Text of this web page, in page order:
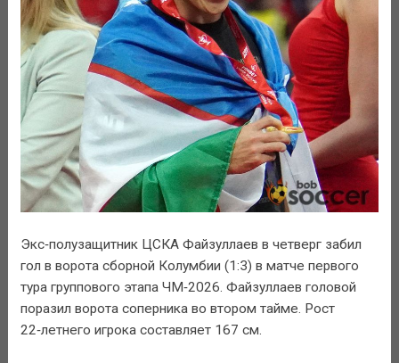
Экс‑полузащитник ЦСКА Файзуллаев в четверг забил
гол в ворота сборной Колумбии (1:3) в матче первого
тура группового этапа ЧМ‑2026. Файзуллаев головой
поразил ворота соперника во втором тайме. Рост
22‑летнего игрока составляет 167 см.